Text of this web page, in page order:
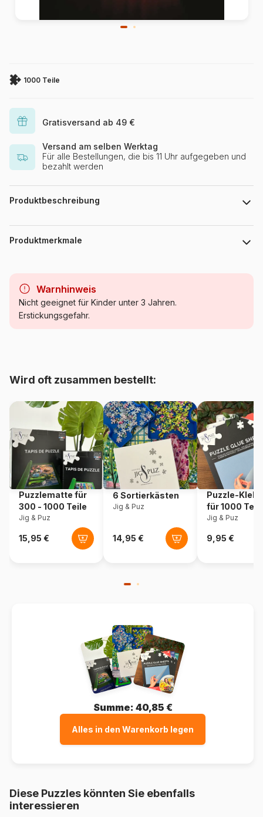
1000 Teile
Gratisversand ab 49 €
Versand am selben Werktag
Für alle Bestellungen, die bis 11 Uhr aufgegeben und
bezahlt werden
Produktbeschreibung
Mark Fredrickson
Produktmerkmale
Kategorie Puzzle - Liebe und Zärtlichkeit
Artikelnummer Magnolia-3402
EAN 8699375066876
Teileanzahl 1000 Teile
Maße 68 x 48 cm
Warnhinweis
Nicht geeignet für Kinder unter 3 Jahren.
Erstickungsgefahr.
Wird oft zusammen bestellt:
Puzzlematte für
300 - 1000 Teile
Jig & Puz
6 Sortierkästen
Jig & Puz
Puzzle-
für 1000
Jig & Puz
Summe: 40,85 €
Alles in den Warenkorb legen
Diese Puzzles könnten Sie ebenfalls
interessieren